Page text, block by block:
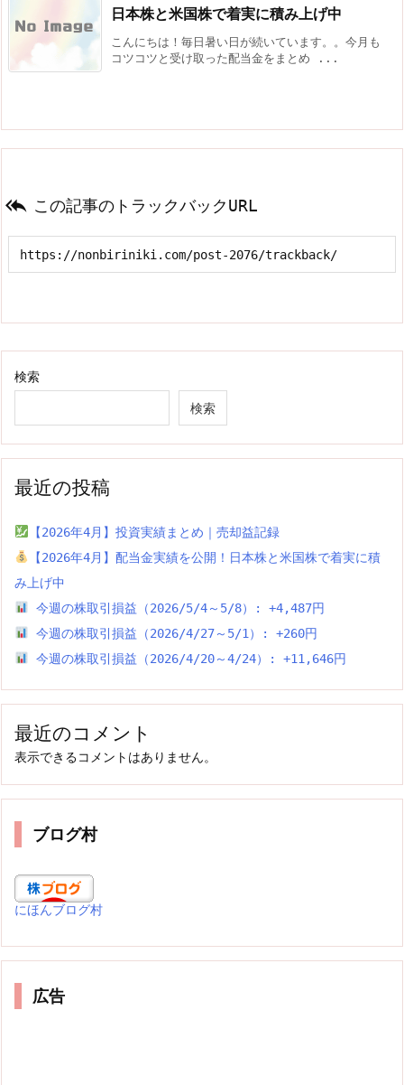
日本株と米国株で着実に積み上げ中
こんにちは！毎日暑い日が続いています。。今月も
コツコツと受け取った配当金をまとめ ...
 この記事のトラックバックURL
検索
検索
最近の投稿
【2026年4月】投資実績まとめ｜売却益記録
【2026年4月】配当金実績を公開！日本株と米国株で着実に積
み上げ中
今週の株取引損益（2026/5/4～5/8）: +4,487円
今週の株取引損益（2026/4/27～5/1）: +260円
今週の株取引損益（2026/4/20～4/24）: +11,646円
最近のコメント
表示できるコメントはありません。
ブログ村
にほんブログ村
広告